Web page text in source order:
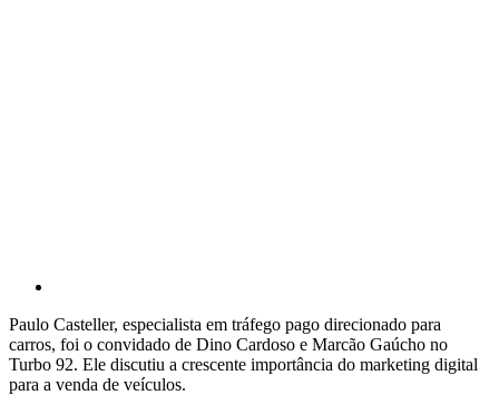
Paulo Casteller, especialista em tráfego pago direcionado para
carros, foi o convidado de Dino Cardoso e Marcão Gaúcho no
Turbo 92. Ele discutiu a crescente importância do marketing digital
para a venda de veículos.